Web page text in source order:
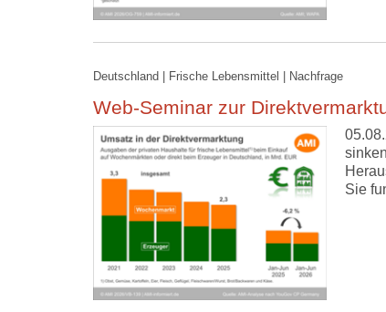
Deutschland | Frische Lebensmittel | Nachfrage
Web-Seminar zur
Sie